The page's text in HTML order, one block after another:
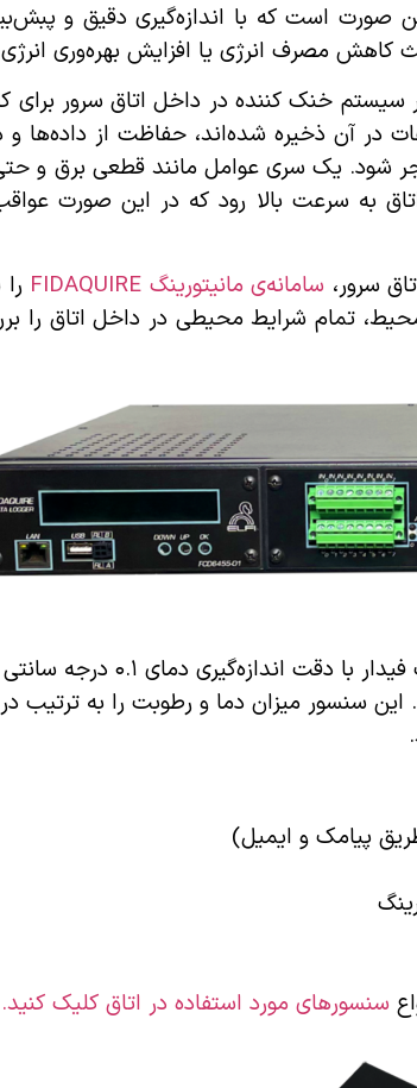
صورت است که با اندازه‌گیری دقیق و
کاهش مصرف انرژی یا افزایش بهره‌وری
سیستم خنک کننده در داخل اتاق سرور
در آن ذخیره شده‌اند، حفاظت از داده‌ها و
یک سری عوامل مانند قطعی برق و حتی
سرعت بالا ‌رود که در این صورت عواقب
سرور، سامانه‌ی مانیتورینگ FIDAQUIRE
تمام شرایط محیطی در داخل اتاق را
پیامک و ایمیل)
سنسورهای مورد استفاده در اتاق کلیک کنید.